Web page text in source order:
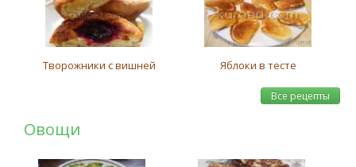
Творожники с вишней Яблоки в тесте
Все рецепты
Овощи